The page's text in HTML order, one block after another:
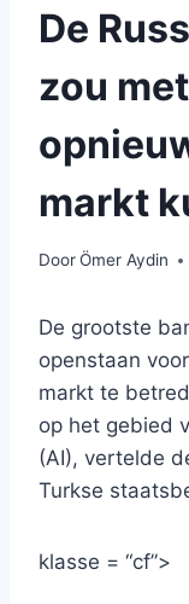
De
zou
markt
DoorÖmer Aydin
De grootste
openstaan
markt te
op het gebied
(AI), vertelde
Turkse
klasse = “cf”>